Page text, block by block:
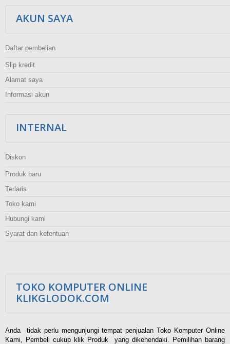
AKUN SAYA
Daftar pembelian
Slip kredit
Alamat saya
Informasi akun
INTERNAL
Diskon
Produk baru
Terlaris
Toko kami
Hubungi kami
Syarat dan ketentuan
TOKO KOMPUTER ONLINE
KLIKGLODOK.COM
Anda tidak perlu mengunjungi tempat penjualan Toko Komputer Online
Kami, Pembeli cukup klik Produk yang dikehendaki. Pemilihan barang